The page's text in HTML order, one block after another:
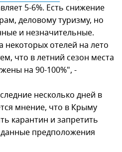
5-6%. Есть снижение
деловому туризму, но
и незначительные.
некоторых отелей на лето
что в летний сезон места
на 90-100%", -
несколько дней в
мнение, что в Крыму
карантин и запретить
предположения